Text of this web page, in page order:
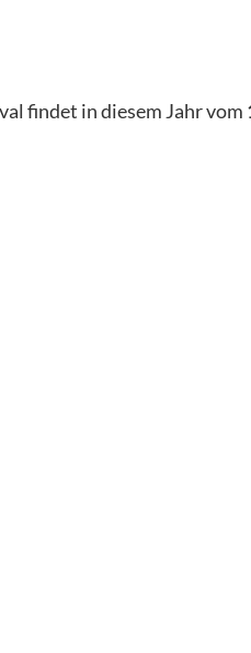
findet in diesem Jahr vom